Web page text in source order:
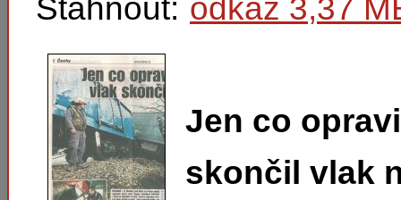
Stáhnout: odkaz 3,37
Jen co
skončil vlak